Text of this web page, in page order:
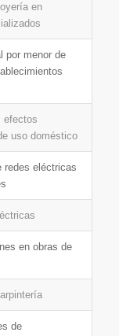
en
menor de
efectos
uso doméstico
eléctricas
en obras de
de